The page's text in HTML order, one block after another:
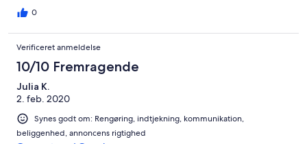
0
Verificeret anmeldelse
10/10 Fremragende
Julia K.
2. feb. 2020
Synes godt om: Rengøring, indtjekning, kommunikation,
beliggenhed, annoncens rigtighed